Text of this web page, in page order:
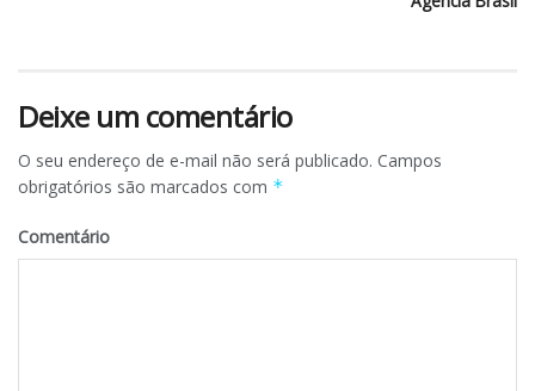
Deixe um comentário
O seu endereço de e-mail não será publicado. Campos
obrigatórios são marcados com *
Comentário